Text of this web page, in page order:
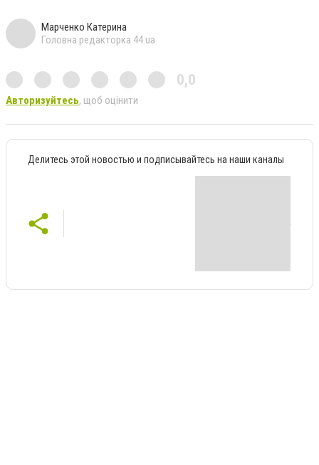
Марченко Катерина
Головна редакторка 44.ua
0,0
Авторизуйтесь, щоб оцінити
Делитесь этой новостью и подписывайтесь на наши каналы